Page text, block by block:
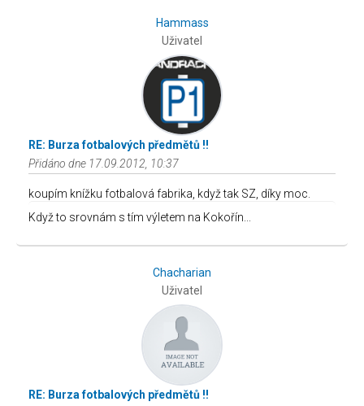
Hammass
Uživatel
RE: Burza fotbalových předmětů !!
Přidáno dne 17.09.2012, 10:37
koupím knížku fotbalová fabrika, když tak SZ, díky moc.
Když to srovnám s tím výletem na Kokořín...
Chacharian
Uživatel
RE: Burza fotbalových předmětů !!